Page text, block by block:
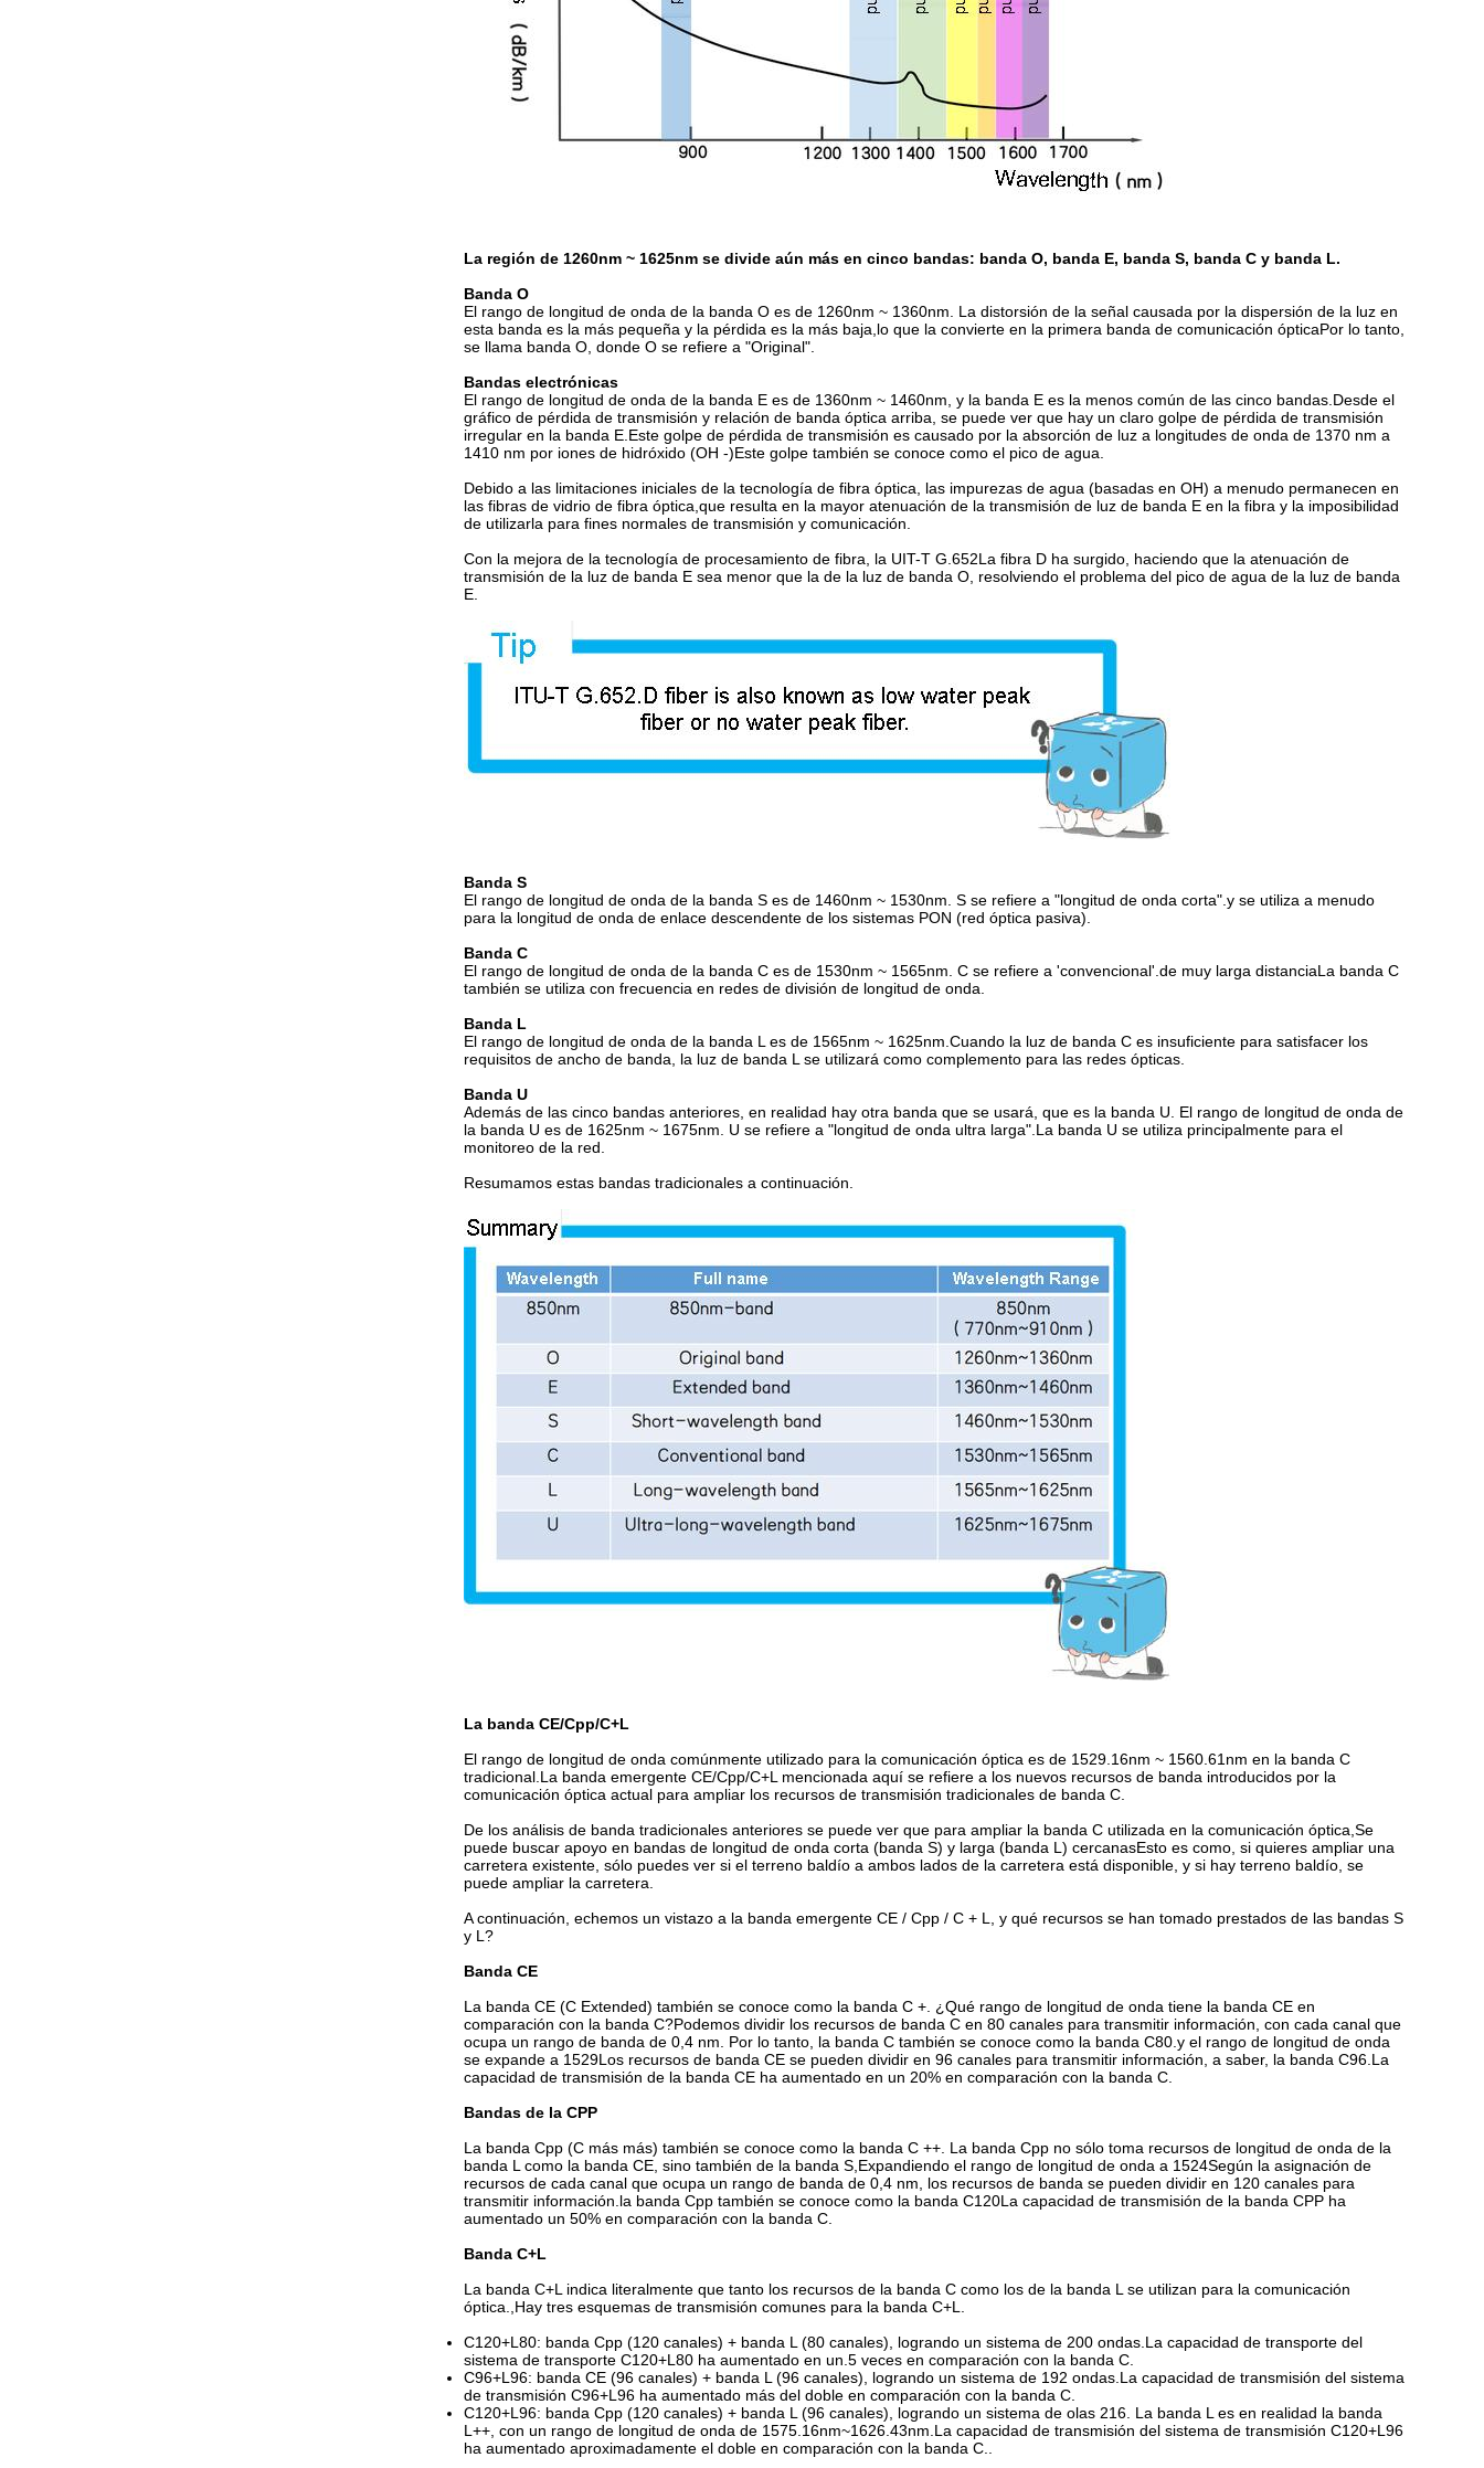
La región de 1260nm ~ 1625nm se divide aún más en cinco bandas: banda O, banda E, banda S, banda C y banda L.
Banda O
El rango de longitud de onda de la banda O es de 1260nm ~ 1360nm. La distorsión de la señal causada por la dispersión de la luz en
esta banda es la más pequeña y la pérdida es la más baja,lo que la convierte en la primera banda de comunicación ópticaPor lo tanto,
se llama banda O, donde O se refiere a "Original".
Bandas electrónicas
El rango de longitud de onda de la banda E es de 1360nm ~ 1460nm, y la banda E es la menos común de las cinco bandas.Desde el
gráfico de pérdida de transmisión y relación de banda óptica arriba, se puede ver que hay un claro golpe de pérdida de transmisión
irregular en la banda E.Este golpe de pérdida de transmisión es causado por la absorción de luz a longitudes de onda de 1370 nm a
1410 nm por iones de hidróxido (OH -)Este golpe también se conoce como el pico de agua.
Debido a las limitaciones iniciales de la tecnología de fibra óptica, las impurezas de agua (basadas en OH) a menudo permanecen en
las fibras de vidrio de fibra óptica,que resulta en la mayor atenuación de la transmisión de luz de banda E en la fibra y la imposibilidad
de utilizarla para fines normales de transmisión y comunicación.
Con la mejora de la tecnología de procesamiento de fibra, la UIT-T G.652La fibra D ha surgido, haciendo que la atenuación de
transmisión de la luz de banda E sea menor que la de la luz de banda O, resolviendo el problema del pico de agua de la luz de banda
E.
Banda S
El rango de longitud de onda de la banda S es de 1460nm ~ 1530nm. S se refiere a "longitud de onda corta".y se utiliza a menudo
para la longitud de onda de enlace descendente de los sistemas PON (red óptica pasiva).
Banda C
El rango de longitud de onda de la banda C es de 1530nm ~ 1565nm. C se refiere a 'convencional'.de muy larga distanciaLa banda C
también se utiliza con frecuencia en redes de división de longitud de onda.
Banda L
El rango de longitud de onda de la banda L es de 1565nm ~ 1625nm.Cuando la luz de banda C es insuficiente para satisfacer los
requisitos de ancho de banda, la luz de banda L se utilizará como complemento para las redes ópticas.
Banda U
Además de las cinco bandas anteriores, en realidad hay otra banda que se usará, que es la banda U. El rango de longitud de onda de
la banda U es de 1625nm ~ 1675nm. U se refiere a "longitud de onda ultra larga".La banda U se utiliza principalmente para el
monitoreo de la red.
Resumamos estas bandas tradicionales a continuación.
La banda CE/Cpp/C+L
El rango de longitud de onda comúnmente utilizado para la comunicación óptica es de 1529.16nm ~ 1560.61nm en la banda C
tradicional.La banda emergente CE/Cpp/C+L mencionada aquí se refiere a los nuevos recursos de banda introducidos por la
comunicación óptica actual para ampliar los recursos de transmisión tradicionales de banda C.
De los análisis de banda tradicionales anteriores se puede ver que para ampliar la banda C utilizada en la comunicación óptica,Se
puede buscar apoyo en bandas de longitud de onda corta (banda S) y larga (banda L) cercanasEsto es como, si quieres ampliar una
carretera existente, sólo puedes ver si el terreno baldío a ambos lados de la carretera está disponible, y si hay terreno baldío, se
puede ampliar la carretera.
A continuación, echemos un vistazo a la banda emergente CE / Cpp / C + L, y qué recursos se han tomado prestados de las bandas S
y L?
Banda CE
La banda CE (C Extended) también se conoce como la banda C +. ¿Qué rango de longitud de onda tiene la banda CE en
comparación con la banda C?Podemos dividir los recursos de banda C en 80 canales para transmitir información, con cada canal que
ocupa un rango de banda de 0,4 nm. Por lo tanto, la banda C también se conoce como la banda C80.y el rango de longitud de onda
se expande a 1529Los recursos de banda CE se pueden dividir en 96 canales para transmitir información, a saber, la banda C96.La
capacidad de transmisión de la banda CE ha aumentado en un 20% en comparación con la banda C.
Bandas de la CPP
La banda Cpp (C más más) también se conoce como la banda C ++. La banda Cpp no sólo toma recursos de longitud de onda de la
banda L como la banda CE, sino también de la banda S,Expandiendo el rango de longitud de onda a 1524Según la asignación de
recursos de cada canal que ocupa un rango de banda de 0,4 nm, los recursos de banda se pueden dividir en 120 canales para
transmitir información.la banda Cpp también se conoce como la banda C120La capacidad de transmisión de la banda CPP ha
aumentado un 50% en comparación con la banda C.
Banda C+L
La banda C+L indica literalmente que tanto los recursos de la banda C como los de la banda L se utilizan para la comunicación
óptica.,Hay tres esquemas de transmisión comunes para la banda C+L.
C120+L80: banda Cpp (120 canales) + banda L (80 canales), logrando un sistema de 200 ondas.La capacidad de transporte del
sistema de transporte C120+L80 ha aumentado en un.5 veces en comparación con la banda C.
C96+L96: banda CE (96 canales) + banda L (96 canales), logrando un sistema de 192 ondas.La capacidad de transmisión del sistema
de transmisión C96+L96 ha aumentado más del doble en comparación con la banda C.
C120+L96: banda Cpp (120 canales) + banda L (96 canales), logrando un sistema de olas 216. La banda L es en realidad la banda
L++, con un rango de longitud de onda de 1575.16nm~1626.43nm.La capacidad de transmisión del sistema de transmisión C120+L96
ha aumentado aproximadamente el doble en comparación con la banda C..